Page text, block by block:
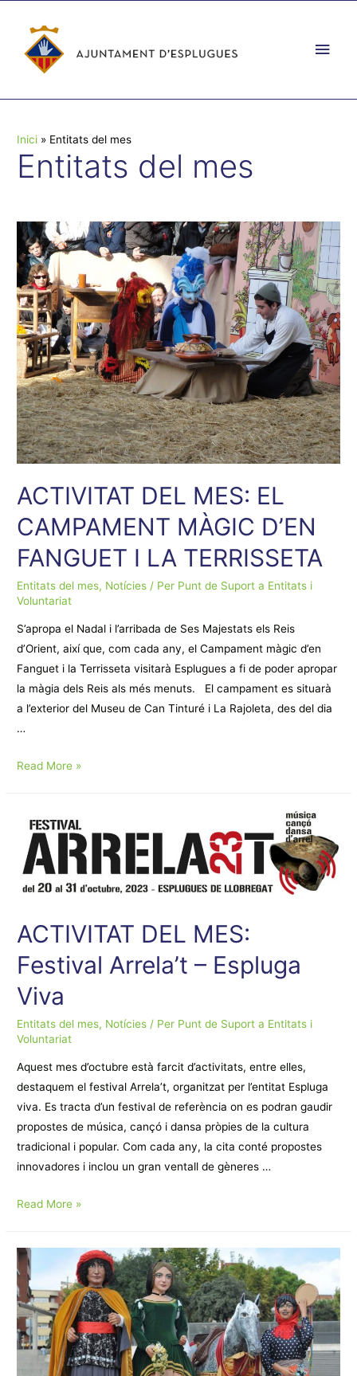
contingut
Inici Entitats del mes
Entitats del mes
ACTIVITAT DEL MES: EL
CAMPAMENT MÀGIC D’EN
FANGUET I LA TERRISSETA
Entitats del mes, Notícies / Per Punt de Suport a Entitats i
Voluntariat
S’apropa el Nadal i l’arribada de Ses Majestats els Reis
d’Orient, així que, com cada any, el Campament màgic d’en
Fanguet i la Terrisseta visitarà Esplugues a fi de poder apropar
la màgia dels Reis als més menuts. El campament es situarà
a l’exterior del Museu de Can Tinturé i La Rajoleta, des del dia
…
ACTIVITAT
CAMPAMENT
MÀGIC
D’EN
LA
TERRISSETA
Read More »
ACTIVITAT DEL MES:
Festival Arrela’t – Espluga
Viva
Entitats del mes, Notícies / Per Punt de Suport a Entitats i
Voluntariat
Aquest mes d’octubre està farcit d’activitats, entre elles,
destaquem el festival Arrela’t, organitzat per l’entitat Espluga
viva. Es tracta d’un festival de referència on es podran gaudir
propostes de música, cançó i dansa pròpies de la cultura
tradicional i popular. Com cada any, la cita conté propostes
innovadores i inclou un gran ventall de gèneres …
ACTIVITAT
Festival
Arrela’t
–
Espluga
Viva
Read More »